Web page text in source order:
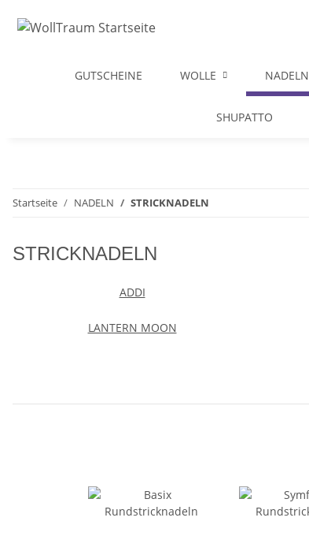
GUTSCHEINE WOLLE NADELN
SHUPATTO
Startseite NADELN STRICKNADELN
STRICKNADELN
ADDI
LANTERN MOON